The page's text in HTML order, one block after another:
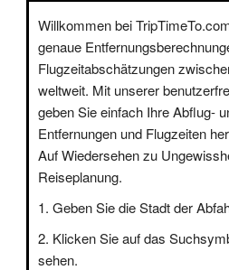
Willkommen bei
genaue
Flugzeitabschätzungen
weltweit. Mit unserer
geben Sie einfach Ihre Abflug-
Entfernungen und Flugzeiten
Auf Wiedersehen zu
Reiseplanung.
Geben Sie die Stadt der
Klicken Sie auf das
sehen.